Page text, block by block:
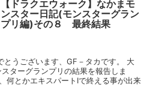
【ドラクエウォーク】なかまモ
ンスター日記(モンスターグラン
プリ編)その８ 最終結果
とうございます、GF－タカです。 大
ターグランプリの結果を報告しま
何とかエキスパートⅠで終える事が出来